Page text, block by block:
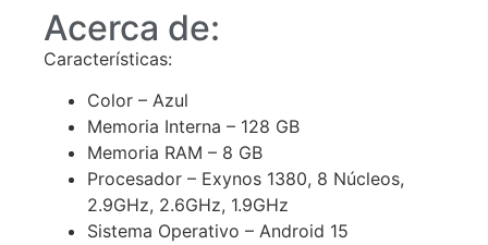
Acerca de:
Características:
Color – Azul
Memoria Interna – 128 GB
Memoria RAM – 8 GB
Procesador – Exynos 1380, 8 Núcleos,
2.9GHz, 2.6GHz, 1.9GHz
Sistema Operativo – Android 15